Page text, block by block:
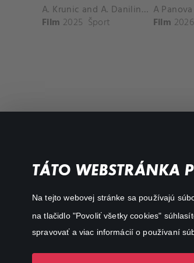
TÁTO WEBSTRÁNKA
Na tejto webovej stránke sa používajú
na tlačidlo "Povoliť všetky cookies"
spravovať a viac informácií o používaní
A. Krunic and A. Danilina vs. P. Hon and K. Muchova Match Highlights - BEIJING_Capital Group Diamond ( October 02, 2025)
Film 2025 Šport
Film 2026
Dráma
Dokumentárne
Osobné údaje